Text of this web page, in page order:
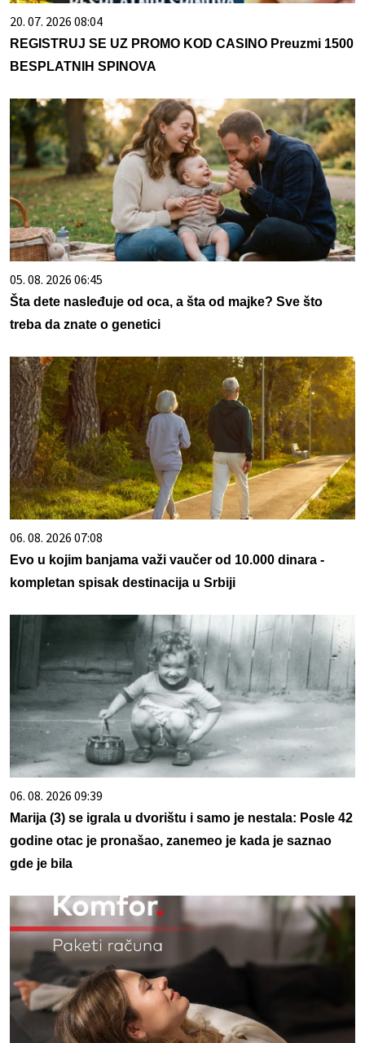
20. 07. 2026 08:04
REGISTRUJ SE UZ PROMO KOD CASINO Preuzmi 1500
BESPLATNIH SPINOVA
05. 08. 2026 06:45
Šta dete nasleđuje od oca, a šta od majke? Sve što
treba da znate o genetici
06. 08. 2026 07:08
Evo u kojim banjama važi vaučer od 10.000 dinara -
kompletan spisak destinacija u Srbiji
06. 08. 2026 09:39
Marija (3) se igrala u dvorištu i samo je nestala: Posle 42
godine otac je pronašao, zanemeo je kada je saznao
gde je bila